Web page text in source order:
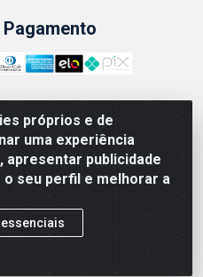
próprios e de
uma experiência
apresentar publicidade
seu perfil e melhorar a
LTDA - CNPJ:
Lobo Júnior, 1045 -
- RJ - CEP 21020-124